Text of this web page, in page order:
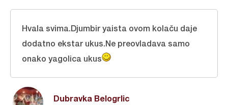
Dubravka Belogrlic
Hvala svima.Djumbir yaista ovom kolaču daje
dodatno ekstar ukus.Ne preovladava samo
onako yagolica ukus